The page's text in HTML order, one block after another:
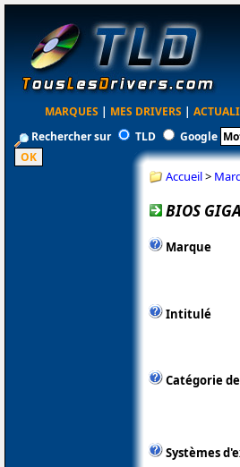
MARQUES | MES DRIVERS |
Rechercher sur
TLD Google
Accueil>
BIOS
Marque
Intitulé
Catégorie
Systèmes